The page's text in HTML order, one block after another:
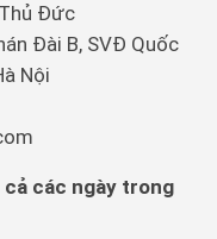
Đức
Đài B, SVĐ Quốc
Nội
cả các ngày trong